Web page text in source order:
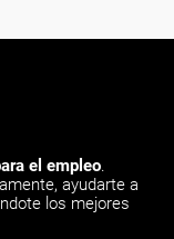
el empleo.
ayudarte a
los mejores